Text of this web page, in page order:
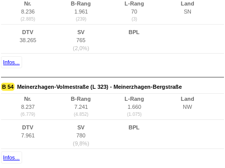
Nr.
8.236
(2.885)
B-Rang
1.961
(239)
L-Rang
70
(3)
Land
SN
DTV
38.265
SV
765
(2,0%)
BPL
Infos...
B 54 Meinerzhagen-Volmestraße (L 323) - Meinerzhagen-Bergstraße
Nr.
8.237
(6.779)
B-Rang
7.241
(4.852)
L-Rang
1.660
(1.075)
Land
NW
DTV
7.961
SV
780
(9,8%)
BPL
Infos...